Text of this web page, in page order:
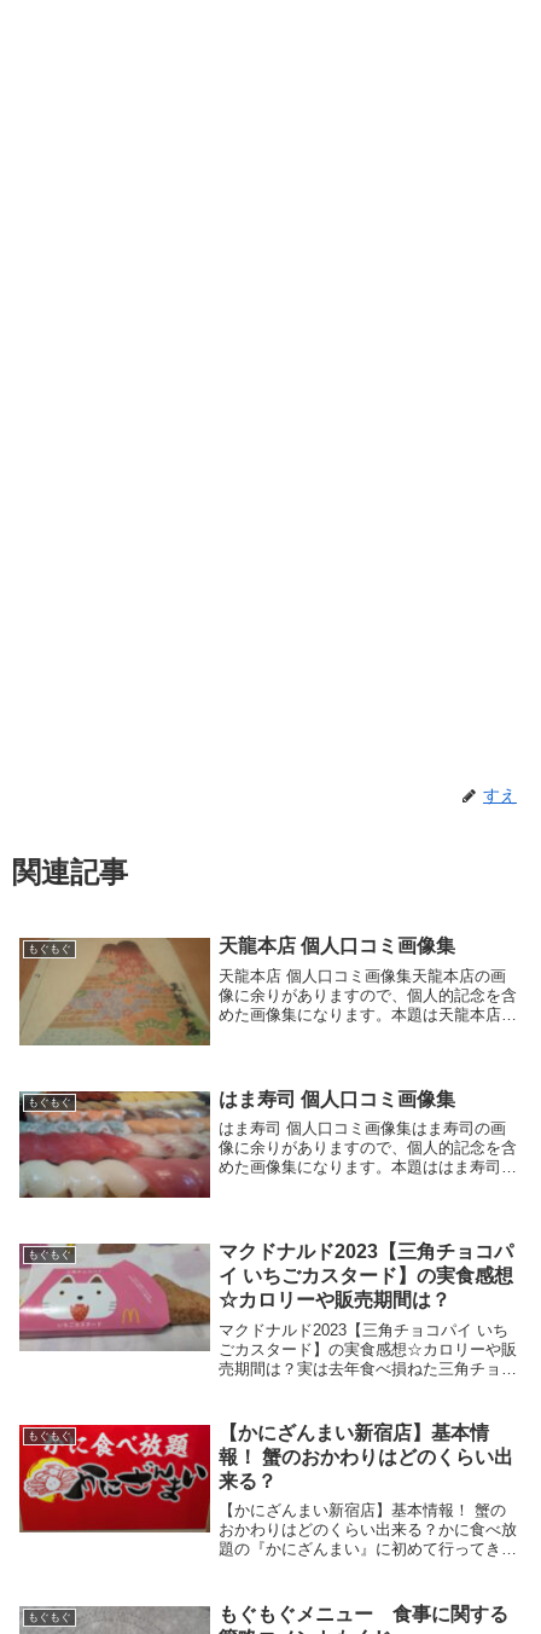
すえ
関連記事
もぐもぐ 天龍本店 個人口コミ画像集
天龍本店 個人口コミ画像集天龍本店の画
像に余りがありますので、個人的記念を含
めた画像集になります。本題は天龍本店個
はこちらへ天...
もぐもぐ はま寿司 個人口コミ画像集
はま寿司 個人口コミ画像集はま寿司の画
像に余りがありますので、個人的記念を含
めた画像集になります。本題ははま寿司個
はこちらへは...
もぐもぐ
マクドナルド2023【三角チョコパ
イ いちごカスタード】の実食感想
☆カロリーや販売期間は？
マクドナルド2023【三角チョコパイ いち
ごカスタード】の実食感想☆カロリーや販
売期間は？実は去年食べ損ねた三角チョコ
てきていたって感じですね☆ってなわけ
で、実は1...
もぐもぐ
【かにざんまい新宿店】基本情
報！ 蟹のおかわりはどのくらい出
来る？
【かにざんまい新宿店】基本情報！ 蟹の
おかわりはどのくらい出来る？かに食べ放
題の『かにざんまい』に初めて行ってきま
きますね！普段じゃ出さない高いお金を払
うんですから...
もぐもぐ
もぐもぐメニュー 食事に関する